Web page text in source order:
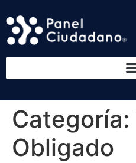
Categoría:
Obligado